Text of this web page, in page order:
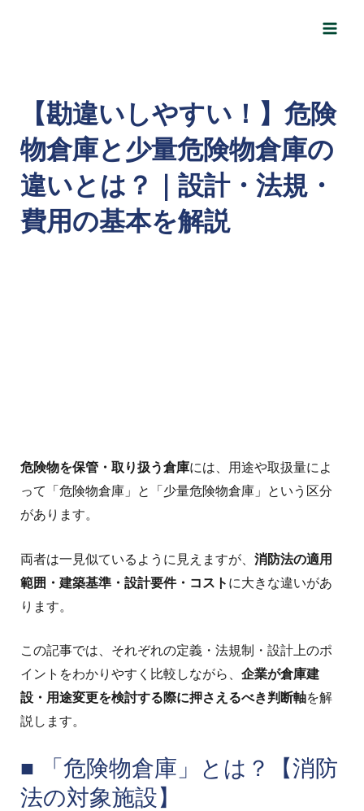
Main
【勘違いしやすい！】危険
物倉庫と少量危険物倉庫の
違いとは？｜設計・法規・
費用の基本を解説
危険物を保管・取り扱う倉庫には、用途や取扱量によ
って「危険物倉庫」と「少量危険物倉庫」という区分
があります。
両者は一見似ているように見えますが、 消防法の適用
範囲・建築基準・設計要件・コスト に大きな違いがあ
ります。
この記事では、それぞれの定義・法規制・設計上のポ
イントをわかりやすく比較しながら、 企業が倉庫建
設・用途変更を検討する際に押さえるべき判断軸を解
説します。
■ 「危険物倉庫」とは？【消防
法の対象施設】